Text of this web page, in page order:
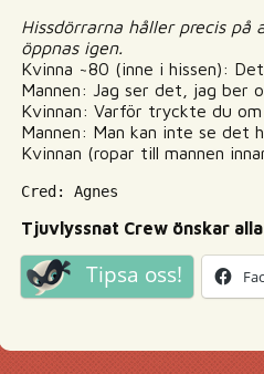
Hissdörrarna håller precis på
öppnas igen.
Kvinna ~80 (inne i hissen):
Mannen: Jag ser det, jag ber
Kvinnan: Varför tryckte du
Mannen: Man kan inte se det
Kvinnan (ropar till mannen
Cred: Agnes
Tjuvlyssnat Crew önskar
Tipsa oss!